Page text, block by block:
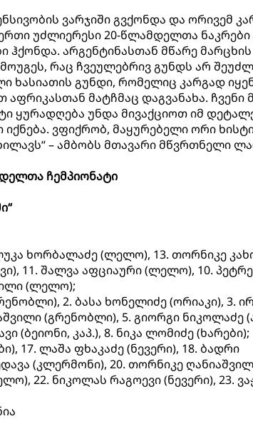
ვარჯიში გვქონდა და ორივემ
უძლიერესი 20-წლამდელთა ნაკრები
ჰქონდა. არგენტინასთან მწარე მარცხის
რაც ჩვეულებრივ გუნდს არ
ხასიათის გუნდი, რომელიც კარგად
მატჩმაც დაგვანახა. ჩვენი
ყურადღება უნდა მივაქციოთ იმ
ვფიქრობ, მაყურებელი ორი
– ამბობს მთავარი მწვრთნელი
ჩემპიონატი
ხორბალაძე (ლელო), 13. თორნიკე
11. შალვა აფციაური (ლელო), 10. პეტრე
(ლელო);
2. ბასა ხონელიძე (ორიაკი), 3.
(გრენობლი), 5. გიორგი ნიკოლაძე
(ბეიონი, კაპ.), 8. ნიკა ლომიძე (ხარები);
17. ლაშა ფხაკაძე (ნევერი), 18. ბადრი
(კლერმონი), 20. თორნიკე
22. ნიკოლას რაგოევი (ნევერი), 23.